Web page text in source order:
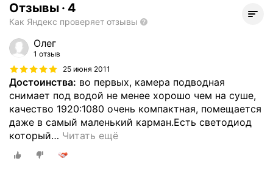
Отзывы · 4
Как Яндекс проверяет отзывы
Олег
1 отзыв
25 июня 2011
Достоинства: во первых, камера подводная
снимает под водой не менее хорошо чем на суше,
качество 1920:1080 очень компактная, помещается
даже в самый маленький карман.Есть светодиод
который… Читать ещё